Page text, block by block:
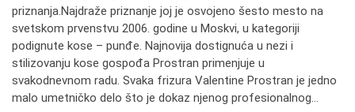
priznanja.Najdraže priznanje joj je osvojeno šesto mesto na
svetskom prvenstvu 2006. godine u Moskvi, u kategoriji
podignute kose – punđe. Najnovija dostignuća u nezi i
stilizovanju kose gospođa Prostran primenjuje u
svakodnevnom radu. Svaka frizura Valentine Prostran je jedno
malo umetničko delo što je dokaz njenog profesionalnog...